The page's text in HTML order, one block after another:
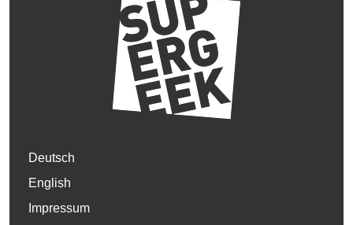
Deutsch
English
Impressum